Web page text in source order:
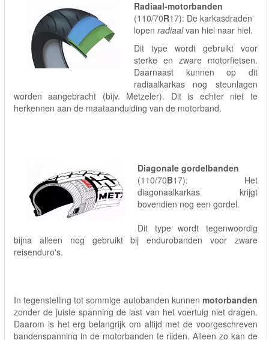
Radiaal-motorbanden
(110/70R17): De karkasdraden
lopen radiaalvan hiel naar hiel.
Dit type wordt gebruikt voor
sterke en zware motorfietsen.
Daarnaast kunnen op dit
radiaalkarkas nog steunlagen
worden aangebracht (bijv. Metzeler). Dit is echter niet te
herkennen aan de maataanduiding van de motorband.
Diagonale gordelbanden
(110/70B17): Het
diagonaalkarkas krijgt
bovendien nog een gordel.
Dit type wordt tegenwoordig
bijna alleen nog gebruikt bij endurobanden voor zware
reisenduro's.
In tegenstelling tot sommige autobanden kunnen motorbanden
zonder de juiste spanning de last van het voertuig niet dragen.
Daarom is het erg belangrijk om altijd met de voorgeschreven
bandenspanning in de motorbanden te rijden. Alleen zo kan de